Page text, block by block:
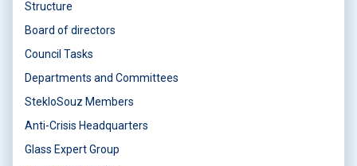
Structure
Board of directors
Council Tasks
Departments and Committees
StekloSouz Members
Anti-Crisis Headquarters
Glass Expert Group